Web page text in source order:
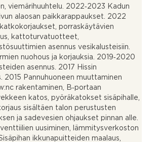
viemärihuuhtelu. 2022‐2023 Kadun
alaosan paikkarappaukset. 2022
porraskäytävien
kattoturvatuotteet,
asennus vesikalusteisiin.
nuohous ja korjauksia. 2019‐2020
asennus. 2017 Hissin
2015 Pannuhuoneen muuttaminen
rakentaminen, B‐portaan
katos, pyöräkatokset sisäpihalle,
sisältäen talon perustusten
ja sadevesien ohjaukset pinnan alle.
uusiminen, lämmitysverkoston
ikkunapuitteiden maalaus,